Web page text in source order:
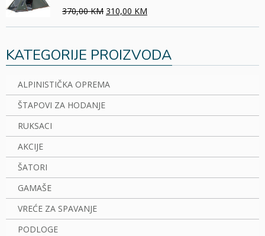
370,00 KM 310,00 KM
KATEGORIJE PROIZVODA
ALPINISTIČKA OPREMA
ŠTAPOVI ZA HODANJE
RUKSACI
AKCIJE
ŠATORI
GAMAŠE
VREĆE ZA SPAVANJE
PODLOGE